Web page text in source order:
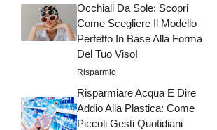
Occhiali Da Sole: Scopri
Come Scegliere Il Modello
Perfetto In Base Alla Forma
Del Tuo Viso!
Risparmio
Risparmiare Acqua E Dire
Addio Alla Plastica: Come
Piccoli Gesti Quotidiani